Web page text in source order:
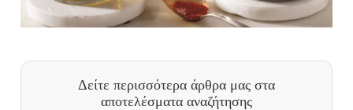
Δείτε περισσότερα άρθρα μας στα
αποτελέσματα αναζήτησης